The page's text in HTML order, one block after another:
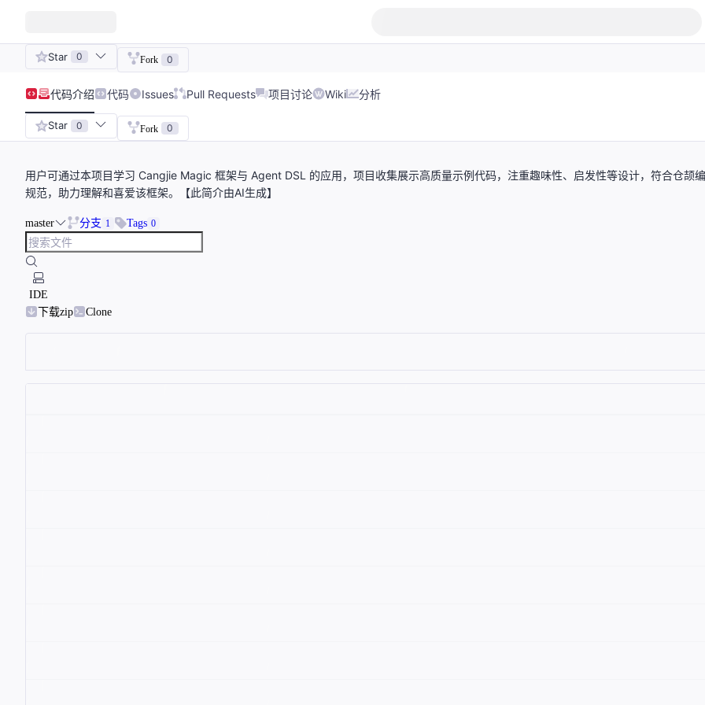
Star 0 Fork 0
代码介绍 代码 Issues Pull Requests 项目讨论 Wiki 分析
Star 0 Fork 0
用户可通过本项目学习 Cangjie Magic 框架与 Agent DSL 的应用，项目收集展示高质量示例代码，注重趣味性、启发性等设计，符合仓颉
规范，助力理解和喜爱该框架。【此简介由AI生成】
master 分支 1 Tags 0
IDE
下载zip
Clone